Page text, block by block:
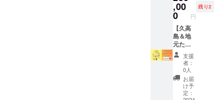
加物等
の食品
表示
は、お
届け商
品のラ
ベルに
表記さ
れま
す。 商
品開封
前には
様のお
名前の
立て札
を設置
します
(50,000
円/150,
000円)
可） ・
企業名
や団体
名、
ニック
ネーム
でもOK
です ・
設置希
望され
ない場
合は
券、現
地での
レンタ
カー手
配、宿
泊場所
の手配
はご自
身でご
負担の
上、ご
手配く
の間」
へ支援
者様お
名前の
立て札
を設置
しま
す。 ☆
ドリン
ク引換
券 人
数分 ＜
,00
0 円
残り2
【久高
島＆地
元たま
ぐすく
廻り ＋
「床の
間」へ
立て札
設置】
支援
者：
0人
お届
け予
定：